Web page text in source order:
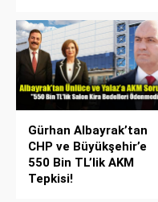
Gürhan Albayrak’tan
CHP ve Büyükşehir’e
550 Bin TL’lik AKM
Tepkisi!